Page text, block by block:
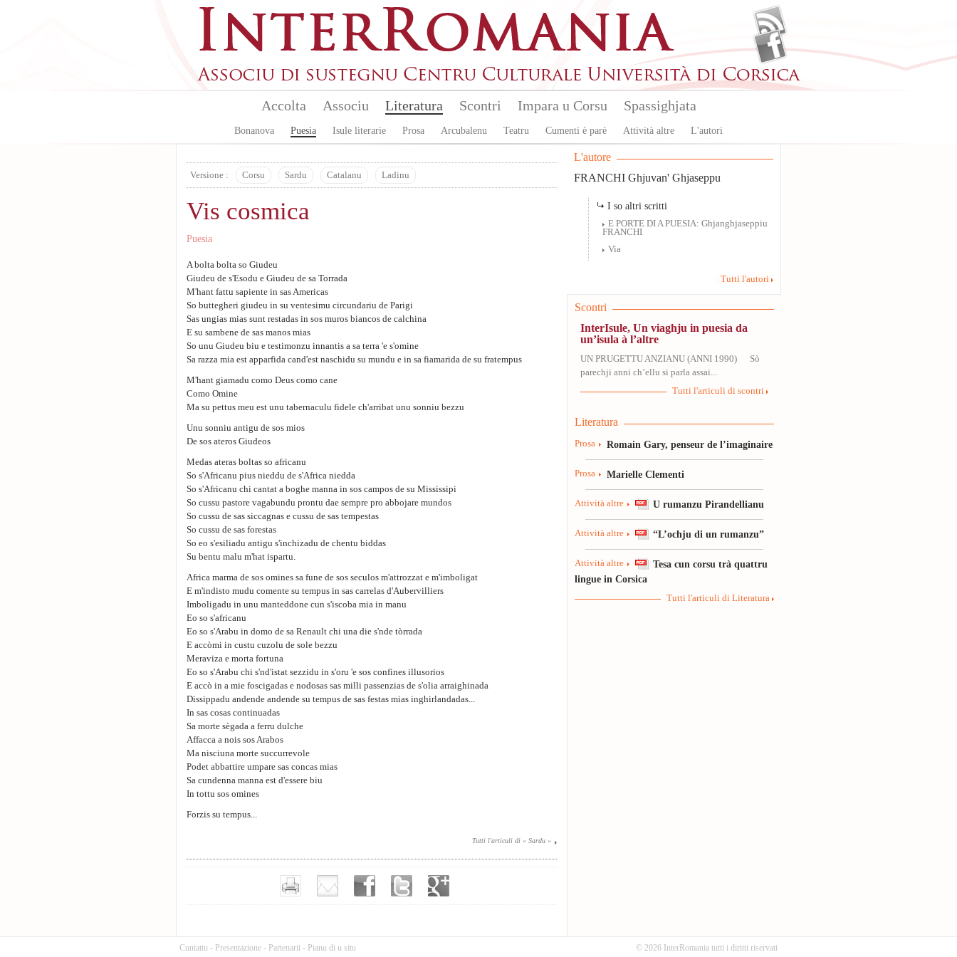
Accolta Associu Literatura
Bonanova Puesia Isule literarie Prosa Arcubalenu Teatru Cumenti è parè Attività altre L'autori
Scontri Impara u Corsu Spassighjata
Versione : Corsu Sardu Catalanu Ladinu
Vis cosmica
Puesia
A bolta bolta so Giudeu
Giudeu de s'Esodu e Giudeu de sa Torrada
M'hant fattu sapiente in sas Americas
So buttegheri giudeu in su ventesimu circundariu de Parigi
Sas ungias mias sunt restadas in sos muros biancos de calchina
E su sambene de sas manos mias
So unu Giudeu biu e testimonzu innantis a sa terra 'e s'omine
Sa razza mia est apparfida cand'est naschidu su mundu e in sa fiamarida de su fratempus
M'hant giamadu como Deus como cane
Como Omine
Ma su pettus meu est unu tabernaculu fidele ch'arribat unu sonniu bezzu
Unu sonniu antigu de sos mios
De sos ateros Giudeos
Medas ateras boltas so africanu
So s'Africanu pius nieddu de s'Africa niedda
So s'Africanu chi cantat a boghe manna in sos campos de su Mississipi
So cussu pastore vagabundu prontu dae sempre pro abbojare mundos
So cussu de sas siccagnas e cussu de sas tempestas
So cussu de sas forestas
So eo s'esiliadu antigu s'inchizadu de chentu biddas
Su bentu malu m'hat ispartu.
Africa marma de sos omines sa fune de sos seculos m'attrozzat e m'imboligat
E m'indisto mudu comente su tempus in sas carrelas d'Aubervilliers
Imboligadu in unu manteddone cun s'iscoba mia in manu
Eo so s'africanu
Eo so s'Arabu in domo de sa Renault chi una die s'nde tòrrada
E accòmi in custu cuzolu de sole bezzu
Meraviza e morta fortuna
Eo so s'Arabu chi s'nd'istat sezzidu in s'oru 'e sos confines illusorios
E accò in a mie foscigadas e nodosas sas milli passenzias de s'olia arraighinada
Dissippadu andende andende su tempus de sas festas mias inghirlandadas...
In sas cosas continuadas
Sa morte sègada a ferru dulche
Affacca a nois sos Arabos
Ma nisciuna morte succurrevole
Podet abbattire umpare sas concas mias
Sa cundenna manna est d'essere biu
In tottu sos omines
Forzis su tempus...
Tutti l'articuli di « Sardu »
L'autore
FRANCHI Ghjuvan' Ghjaseppu
I so altri scritti
E PORTE DI A PUESIA: Ghjanghjaseppiu
FRANCHI
Via
Tutti l'autori
Scontri
InterIsule, Un viaghju in puesia da
un’isula à l’altre
UN PRUGETTU ANZIANU (ANNI 1990) Sò
parechji anni ch’ellu si parla assai...
Tutti l'articuli di scontri
Literatura
Prosa Romain Gary, penseur de l’imaginaire
Prosa Marielle Clementi
Attività altre U rumanzu Pirandellianu
Attività altre “L’ochju di un rumanzu”
Attività altre
Tesa cun corsu trà quattru
lingue in Corsica
Tutti l'articuli di Literatura
Cuntattu - Presentazione - Partenarii - Pianu di u situ © 2026 InterRomania tutti i diritti riservati